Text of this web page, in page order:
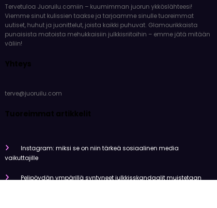
Tervetuloa Juoruilu.comiin – kuumimman juorun ykköslähteesi!
Viemme sinut kulissien taakse ja tarjoamme sinulle tuoreimmat
uutiset, huhut ja juonittelut, joista kaikki puhuvat. Glamourikkaista
punaisista matoista mehukkaisiin julkkisriitoihin – emme jätä mitään
väliin!
Yhteys
terve@juoruilu.com
Tuoreimmat artikkelit
Instagram: miksi se on niin tärkeä sosiaalinen media
vaikuttajille
Pelipöydän ympärillä syntyneet julkkisskandaalit muistetaan